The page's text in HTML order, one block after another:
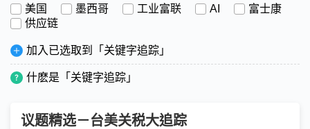
美国 墨西哥 工业富联 AI
富士康
供应链
加入已选取到「关键字追踪」
什麽是「关键字追踪」
议题精选－台美关税大追踪